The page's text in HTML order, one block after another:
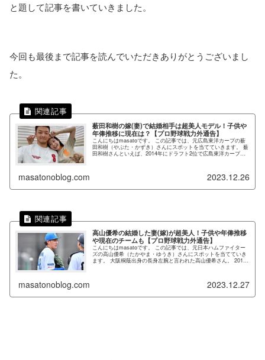
と題して記事を書いていきました。
今回も最後まで記事を読んでいただきありがとうございまし
た。
薮田和樹の嫁(妻)で結婚相手は超美人モデル！子供や
年俸推移に現在は？【プロ野球戦力外通告】
こんにちはmasatoです。 この記事では、元広島東洋カープの薮
田和樹（やぶた・かずき）さんにスポットを当てていきます。 薮
田和樹さんといえば、2014年にドラフト2位で広島東洋カープに
入団をし、2017年にはWBC（侍ジャパン）の選抜投手...
masatonoblog.com 2023.12.26
高山優希の結婚した妻(嫁)が超美人！子供や年俸推移
や現在のチームも【プロ野球戦力外通告】
こんにちはmasatoです。 この記事では、元日本ハムファイター
ズの高山優希（たかやま・ゆうき）さんにスポットを当てていき
ます。 大阪桐蔭出身の長身左腕と言われた高山優希さん。 2016
masatonoblog.com 2023.12.27